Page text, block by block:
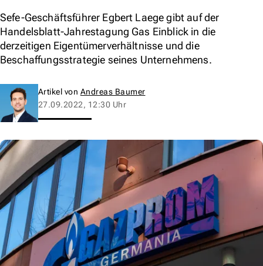
Sefe-Geschäftsführer Egbert Laege gibt auf der
Handelsblatt-Jahrestagung Gas Einblick in die
derzeitigen Eigentümerverhältnisse und die
Beschaffungsstrategie seines Unternehmens.
Artikel von Andreas Baumer
27.09.2022, 12:30 Uhr